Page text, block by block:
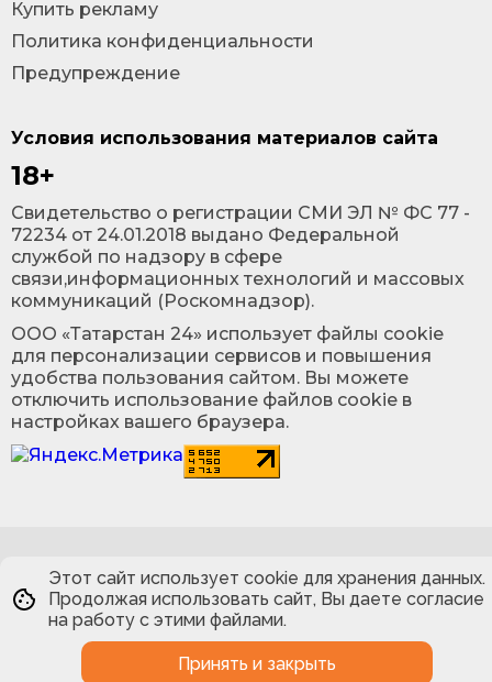
Условия использования материалов сайта
18+
Cвидетельство о регистрации СМИ ЭЛ № ФС 77 -
72234 от 24.01.2018 выдано Федеральной
службой по надзору в сфере
связи,информационных технологий и массовых
коммуникаций (Роскомнадзор).
ООО «Татарстан 24» использует файлы cookie
для персонализации сервисов и повышения
удобства пользования сайтом. Вы можете
отключить использование файлов cookie в
настройках вашего браузера.
Купить рекламу
Политика конфиденциальности
Предупреждение
Этот сайт использует cookie для хранения данных.
Продолжая использовать сайт, Вы даете согласие
на работу с этими файлами.
Принять и закрыть